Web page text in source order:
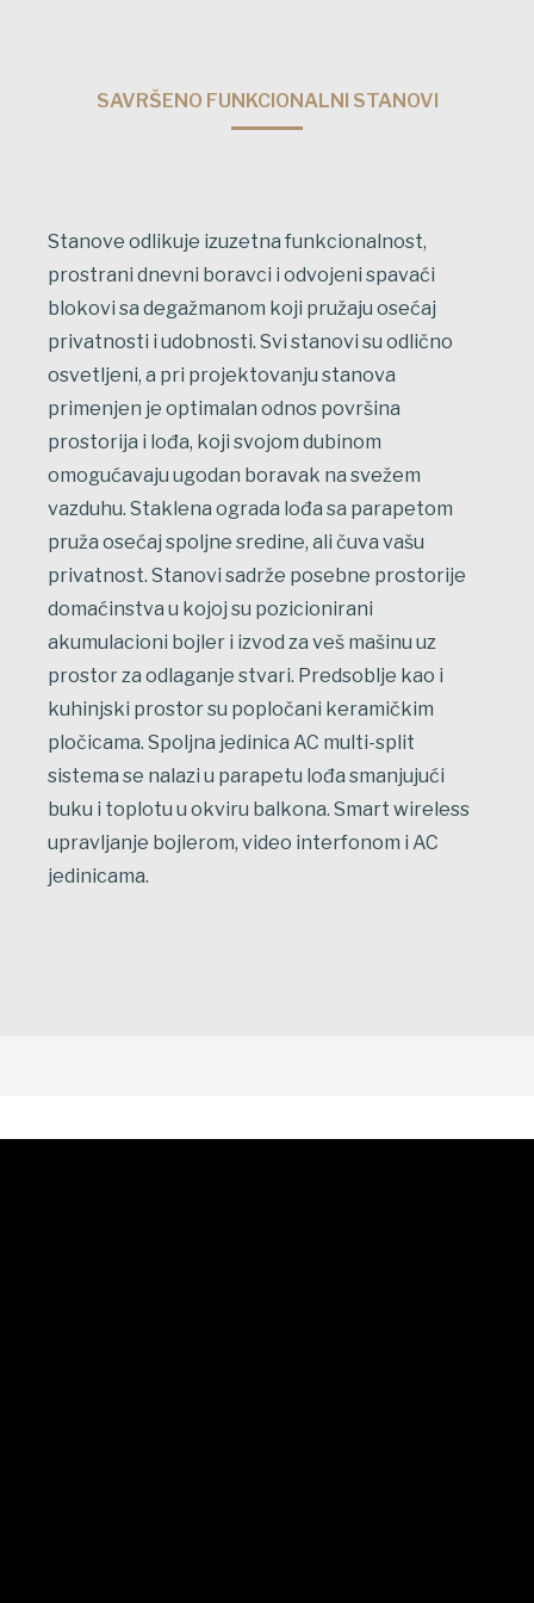
SAVRŠENO FUNKCIONALNI STANOVI
Stanove odlikuje izuzetna funkcionalnost,
prostrani dnevni boravci i odvojeni spavaći
blokovi sa degažmanom koji pružaju osećaj
privatnosti i udobnosti. Svi stanovi su odlično
osvetljeni, a pri projektovanju stanova
primenjen je optimalan odnos površina
prostorija i lođa, koji svojom dubinom
omogućavaju ugodan boravak na svežem
vazduhu. Staklena ograda lođa sa parapetom
pruža osećaj spoljne sredine, ali čuva vašu
privatnost. Stanovi sadrže posebne prostorije
domaćinstva u kojoj su pozicionirani
akumulacioni bojler i izvod za veš mašinu uz
prostor za odlaganje stvari. Predsoblje kao i
kuhinjski prostor su popločani keramičkim
pločicama. Spoljna jedinica AC multi-split
sistema se nalazi u parapetu lođa smanjujući
buku i toplotu u okviru balkona. Smart wireless
upravljanje bojlerom, video interfonom i AC
jedinicama.